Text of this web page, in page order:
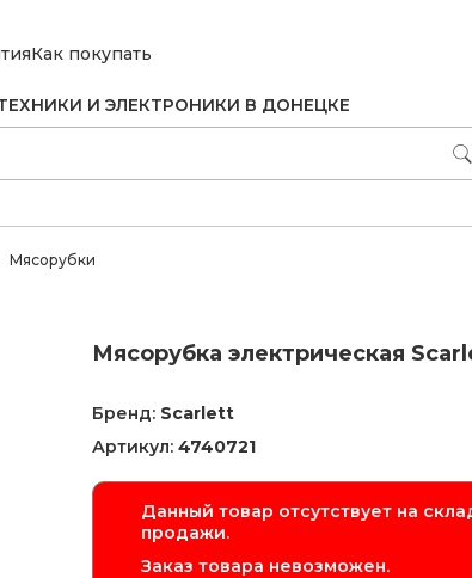
Как покупать
И ЭЛЕКТРОНИКИ В ДОНЕЦКЕ
Мясорубки
Мясорубка электрическая
Бренд: Scarlett
Артикул: 4740721
Данный товар отсутствует на
продажи.
Заказ товара невозможен.